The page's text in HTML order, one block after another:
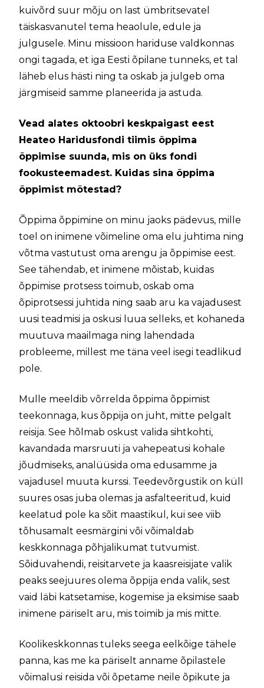
kuivõrd suur mõju on last ümbritsevatel
täiskasvanutel tema heaolule, edule ja
julgusele. Minu missioon hariduse valdkonnas
ongi tagada, et iga Eesti õpilane tunneks, et tal
läheb elus hästi ning ta oskab ja julgeb oma
järgmiseid samme planeerida ja astuda.
Vead alates oktoobri keskpaigast eest
Heateo Haridusfondi tiimis õppima
õppimise suunda, mis on üks fondi
fookusteemadest. Kuidas sina õppima
õppimist mõtestad?
Õppima õppimine on minu jaoks pädevus, mille
toel on inimene võimeline oma elu juhtima ning
võtma vastutust oma arengu ja õppimise eest.
See tähendab, et inimene mõistab, kuidas
õppimise protsess toimub, oskab oma
õpiprotsessi juhtida ning saab aru ka vajadusest
uusi teadmisi ja oskusi luua selleks, et kohaneda
muutuva maailmaga ning lahendada
probleeme, millest me täna veel isegi teadlikud
pole.
Mulle meeldib võrrelda õppima õppimist
teekonnaga, kus õppija on juht, mitte pelgalt
reisija. See hõlmab oskust valida sihtkohti,
kavandada marsruuti ja vahepeatusi kohale
jõudmiseks, analüüsida oma edusamme ja
vajadusel muuta kurssi. Teedevõrgustik on küll
suures osas juba olemas ja asfalteeritud, kuid
keelatud pole ka sõit maastikul, kui see viib
tõhusamalt eesmärgini või võimaldab
keskkonnaga põhjalikumat tutvumist.
Sõiduvahendi, reisitarvete ja kaasreisijate valik
peaks seejuures olema õppija enda valik, sest
vaid läbi katsetamise, kogemise ja eksimise saab
inimene päriselt aru, mis toimib ja mis mitte.
Koolikeskkonnas tuleks seega eelkõige tähele
panna, kas me ka päriselt anname õpilastele
võimalusi reisida või õpetame neile õpikute ja